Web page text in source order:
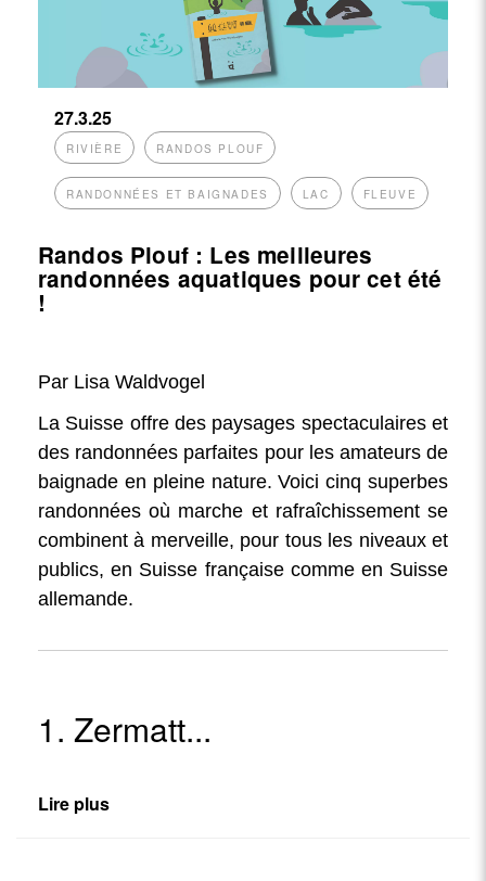
27.3.25
RIVIÈRE RANDOS PLOUF
RANDONNÉES ET BAIGNADES LAC FLEUVE
Randos Plouf : Les meilleures
randonnées aquatiques pour cet été
!
Par Lisa Waldvogel
La Suisse offre des paysages spectaculaires et
des randonnées parfaites pour les amateurs de
baignade en pleine nature. Voici cinq superbes
randonnées où marche et rafraîchissement se
combinent à merveille, pour tous les niveaux et
publics, en Suisse française comme en Suisse
allemande.
1. Zermatt...
Lire plus